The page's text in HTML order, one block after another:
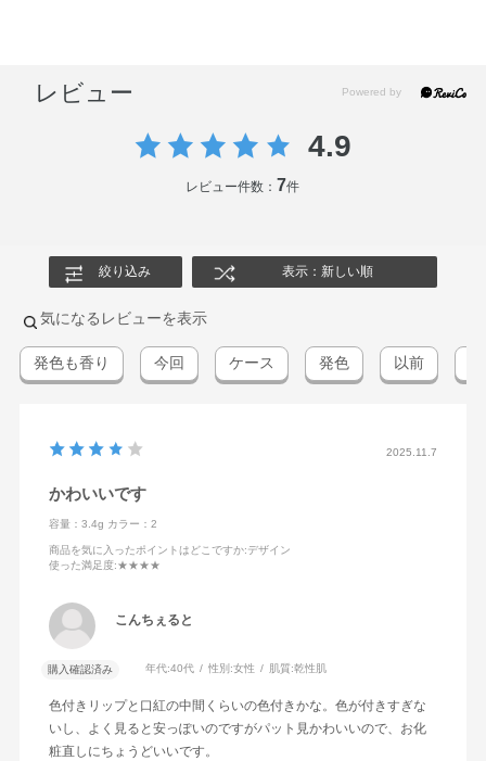
レビュー
4.9
レビュー件数： 7件
絞り込み 表示：新しい順
気になるレビューを表示
発色も香り 今回 ケース 発色 以前
2025.11.7
かわいいです
容量：3.4g カラー：2
商品を気に入ったポイントはどこですか:デザイン
使った満足度:★★★★
こんちぇると
購入確認済み 年代:40代 性別:女性 肌質:乾性肌
色付きリップと口紅の中間くらいの色付きかな。色が付きすぎな
いし、よく見ると安っぽいのですがパット見かわいいので、お化
粧直しにちょうどいいです。